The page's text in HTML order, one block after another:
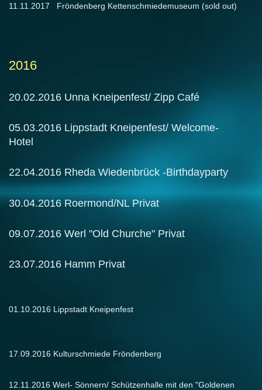
11.11.2017 Fröndenberg Kettenschmiedemuseum (sold out)
2016
20.02.2016 Unna Kneipenfest/ Zipp Café
05.03.2016 Lippstadt Kneipenfest/ Welcome-
Hotel
22.04.2016 Rheda Wiedenbrück -Birthdayparty
30.04.2016 Roermond/NL Privat
09.07.2016 Werl "Old Churche" Privat
23.07.2016 Hamm Privat
01.10.2016 Lippstadt Kneipenfest
17.09.2016 Kulturschmiede Fröndenberg
12.11.2016 Werl- Sönnern/ Schützenhalle mit den "Goldenen